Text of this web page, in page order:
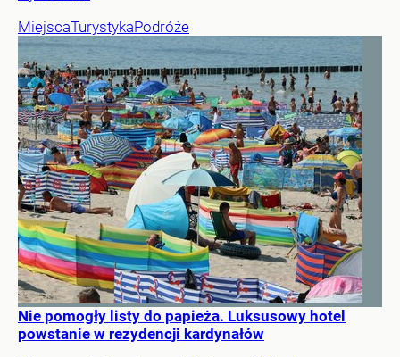
MiejscaTurystykaPodróże
Nie pomogły listy do papieża. Luksusowy hotel
powstanie w rezydencji kardynałów